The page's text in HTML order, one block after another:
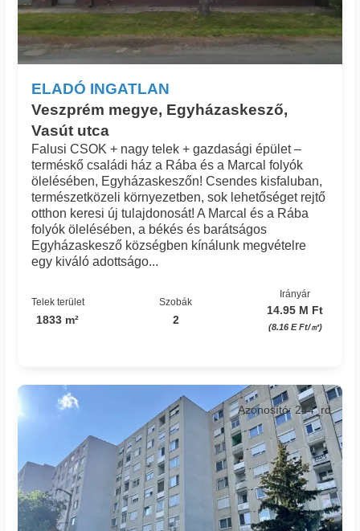
ELADÓ INGATLAN
Veszprém megye, Egyházaskesző,
Vasút utca
Falusi CSOK + nagy telek + gazdasági épület –
terméskő családi ház a Rába és a Marcal folyók
ölelésében, Egyházaskeszőn! Csendes kisfaluban,
természetközeli környezetben, sok lehetőséget rejtő
otthon keresi új tulajdonosát! A Marcal és a Rába
folyók ölelésében, a békés és barátságos
Egyházaskesző községben kínálunk megvételre
egy kiváló adottságo...
Telek terület
1833 m²
Szobák
2
Irányár
14.95 M Ft
(8.16 E Ft/㎡)
Azonosító: 244_rd